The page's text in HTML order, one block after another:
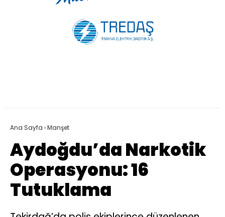
Ana Sayfa ›Manşet
Aydoğdu’da Narkotik
Operasyonu: 16
Tutuklama